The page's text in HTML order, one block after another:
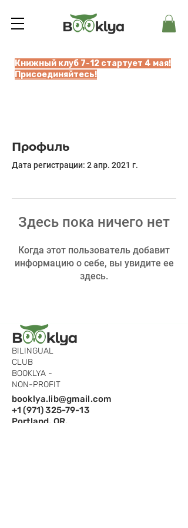
Книжный клуб 7-12 стартует 4 мая!
Присоединяйтесь!
Профиль
Дата регистрации: 2 апр. 2021 г.
Здесь пока ничего нет
Когда этот пользователь добавит
информацию о себе, вы увидите ее
здесь.
BILINGUAL
CLUB
BOOKLYA -
NON-PROFIT
booklya.lib@gmail.com
+1 (971) 325-79-13
Portland, OR,